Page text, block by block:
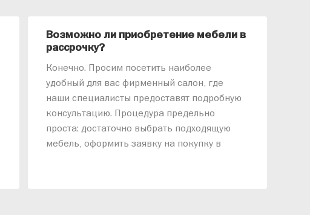
Возможно ли приобретение мебели в
рассрочку?
Конечно. Просим посетить наиболее
удобный для вас фирменный салон, где
наши специалисты предоставят подробную
консультацию. Процедура предельно
проста: достаточно выбрать подходящую
мебель, оформить заявку на покупку в